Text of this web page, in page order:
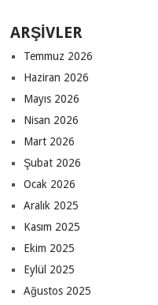
ARŞIVLER
Temmuz 2026
Haziran 2026
Mayıs 2026
Nisan 2026
Mart 2026
Şubat 2026
Ocak 2026
Aralık 2025
Kasım 2025
Ekim 2025
Eylül 2025
Ağustos 2025